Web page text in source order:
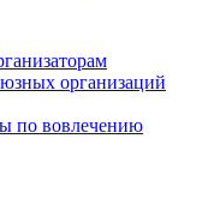
организаций
по вовлечению